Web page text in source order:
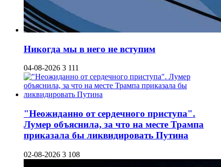
Никогда мы в него не вступим
04-08-2026 3 111
"Неожиданно от сердечного приступа".
Лумер объяснила, за что на месте Трампа
приказала бы ликвидировать Путина
02-08-2026 3 108